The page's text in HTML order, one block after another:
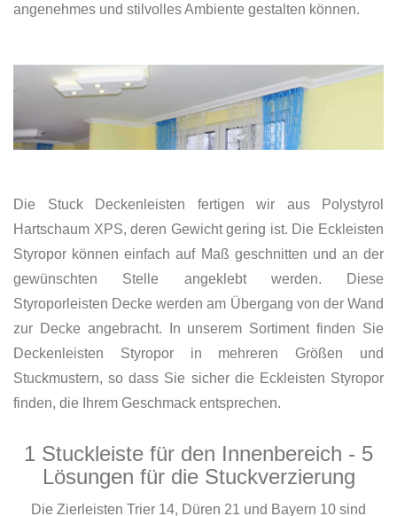
angenehmes und stilvolles Ambiente gestalten können.
Die Stuck Deckenleisten fertigen wir aus Polystyrol
Hartschaum XPS, deren Gewicht gering ist. Die Eckleisten
Styropor können einfach auf Maß geschnitten und an der
gewünschten Stelle angeklebt werden. Diese
Styroporleisten Decke werden am Übergang von der Wand
zur Decke angebracht. In unserem Sortiment finden Sie
Deckenleisten Styropor in mehreren Größen und
Stuckmustern, so dass Sie sicher die Eckleisten Styropor
finden, die Ihrem Geschmack entsprechen.
1 Stuckleiste für den Innenbereich - 5
Lösungen für die Stuckverzierung
Die Zierleisten Trier 14, Düren 21 und Bayern 10 sind